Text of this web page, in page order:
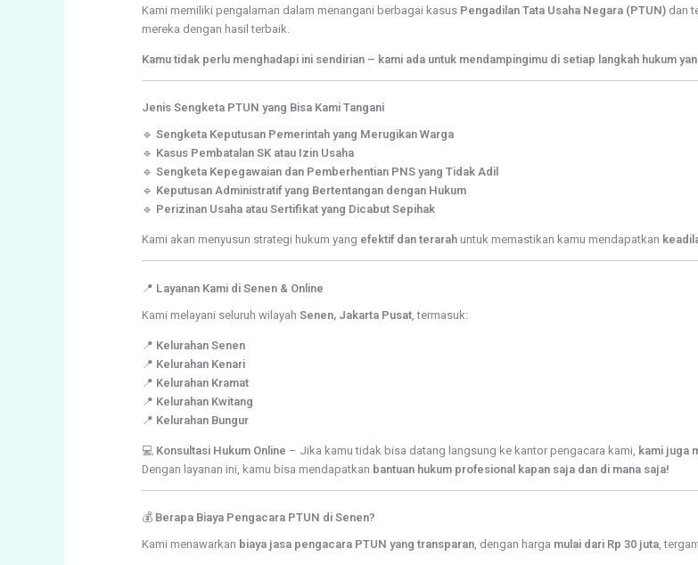
Kami memiliki pengalaman dalam menangani berbagai kasus Pengadilan Tata Usaha Negara (PTUN)dan
mereka dengan hasil terbaik.
Kamu tidak perlu menghadapi ini sendirian – kami ada untuk mendampingimu di setiap langkah hukum
Jenis Sengketa PTUN yang Bisa Kami Tangani
🔹 Sengketa Keputusan Pemerintah yang Merugikan Warga
🔹 Kasus Pembatalan SK atau Izin Usaha
🔹 Sengketa Kepegawaian dan Pemberhentian PNS yang Tidak Adil
🔹 Keputusan Administratif yang Bertentangan dengan Hukum
🔹 Perizinan Usaha atau Sertifikat yang Dicabut Sepihak
Kami akan menyusun strategi hukum yang efektif dan terarahuntuk memastikan kamu mendapatkan
📍 Layanan Kami di Senen & Online
Kami melayani seluruh wilayah Senen, Jakarta Pusat, termasuk:
📍 Kelurahan Senen
📍 Kelurahan Kenari
📍 Kelurahan Kramat
📍 Kelurahan Kwitang
📍 Kelurahan Bungur
💻 Konsultasi Hukum Online – Jika kamu tidak bisa datang langsung ke kantor pengacara kami, kami juga
Dengan layanan ini, kamu bisa mendapatkan bantuan hukum profesional kapan saja dan di mana saja!
💰 Berapa Biaya Pengacara PTUN di Senen?
Kami menawarkan biaya jasa pengacara PTUN yang transparan, dengan harga mulai dari Rp 30 juta,